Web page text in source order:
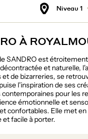
Niveau 1
À
SANDRO est
et naturelle,
de bizarreries, se
l'inspiration de ses
pour les
émotionnelle et
confortables. Elle met
et facile à porter.